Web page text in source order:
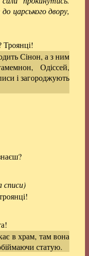
царського двору,
Сінон, а з ним
Одіссей,
і загороджують
списи)
в храм, там вона
статую.